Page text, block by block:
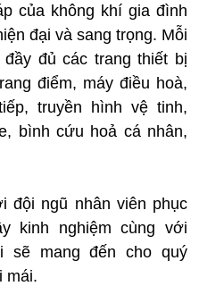
của không khí gia đình
đại và sang trọng. Mỗi
đủ các trang thiết bị
điểm, máy điều hoà,
truyền hình vệ tinh,
bình cứu hoả cá nhân,
đội ngũ nhân viên phục
kinh nghiệm cùng với
sẽ mang đến cho quý
mái.